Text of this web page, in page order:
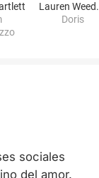
Doris
sociales
del amor.